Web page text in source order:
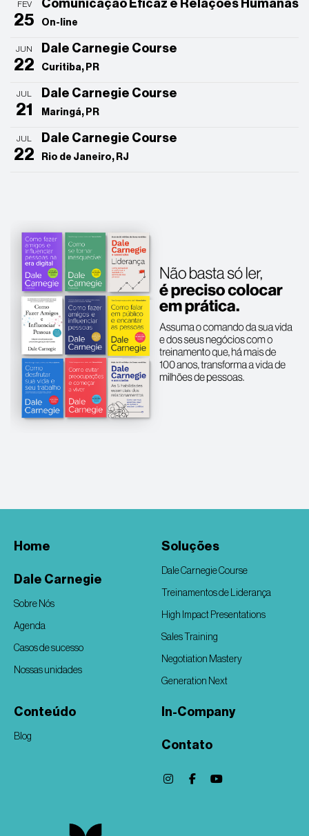
FEV
25
Comunicação Eficaz e Relações Humanas
On-line
JUN
22
Dale Carnegie Course
Curitiba, PR
JUL
21
Dale Carnegie Course
Maringá, PR
JUL
22
Dale Carnegie Course
Rio de Janeiro, RJ
Home
Dale Carnegie
Sobre Nós
Agenda
Casos de sucesso
Nossas unidades
Soluções
Dale Carnegie Course
Treinamentos de Liderança
High Impact Presentations
Sales Training
Negotiation Mastery
Generation Next
Conteúdo
Blog
In-Company
Contato